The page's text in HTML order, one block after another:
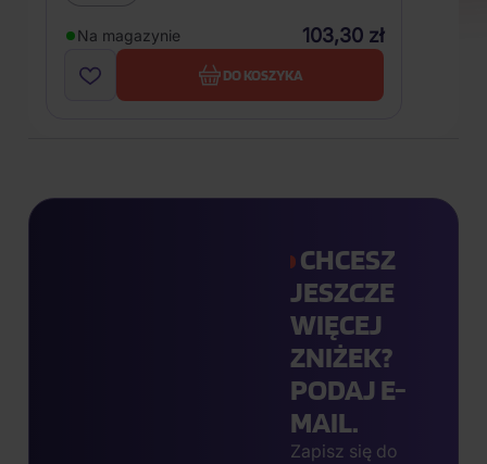
Na magazynie 103,30 zł
DO KOSZYKA
CHCESZ
JESZCZE
WIĘCEJ
ZNIŻEK?
PODAJ E-
MAIL.
Zapisz się do